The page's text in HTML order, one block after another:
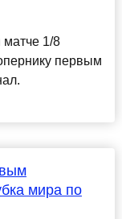
матче 1/8
первым
мира по